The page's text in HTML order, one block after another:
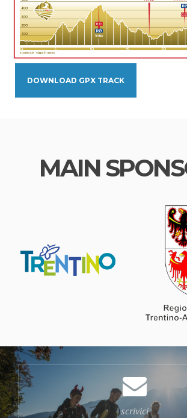
DOWNLOAD GPX TRACK
MAIN
scrivici